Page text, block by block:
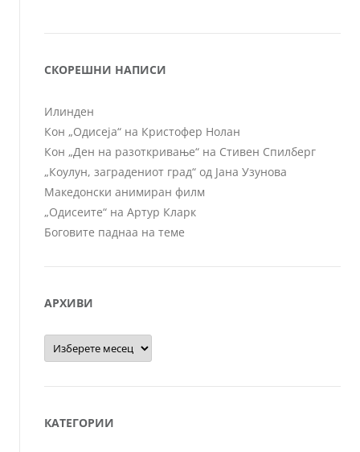
СКОРЕШНИ НАПИСИ
Илинден
Кон „Одисеја“ на Кристофер Нолан
Кон „Ден на разоткривање“ на Стивен Спилберг
„Коулун, заградениот град“ од Јана Узунова
Македонски анимиран филм
„Одисеите“ на Артур Кларк
Боговите паднаа на теме
АРХИВИ
Архиви
КАТЕГОРИИ